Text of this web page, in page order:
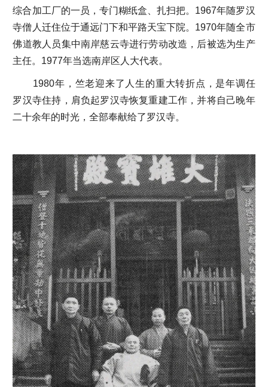
综合加工厂的一员，专门糊纸盒、扎扫把。1967年随罗汉
寺僧人迁住位于通远门下和平路天宝下院。1970年随全市
佛道教人员集中南岸慈云寺进行劳动改造，后被选为生产
主任。1977年当选南岸区人大代表。
1980年，竺老迎来了人生的重大转折点，是年调任
罗汉寺住持，肩负起罗汉寺恢复重建工作，并将自己晚年
二十余年的时光，全部奉献给了罗汉寺。